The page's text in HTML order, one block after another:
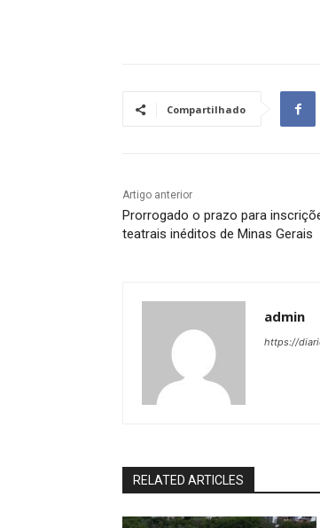
Compartilhado
Artigo anterior
Prorrogado o prazo para
teatrais inéditos de Minas Gerais
admin
https://
RELATED ARTICLES